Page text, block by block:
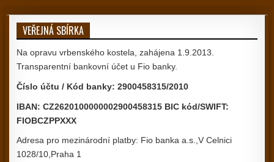
VEŘEJNÁ SBÍRKA
Na opravu vrbenského kostela, zahájena 1.9.2013.
Transparentní bankovní účet u Fio banky.
Číslo účtu / Kód banky: 2900458315/2010
IBAN: CZ2620100000002900458315 BIC kód/SWIFT:
FIOBCZPPXXX
Adresa pro mezinárodní platby: Fio banka a.s.,V Celnici
1028/10,Praha 1